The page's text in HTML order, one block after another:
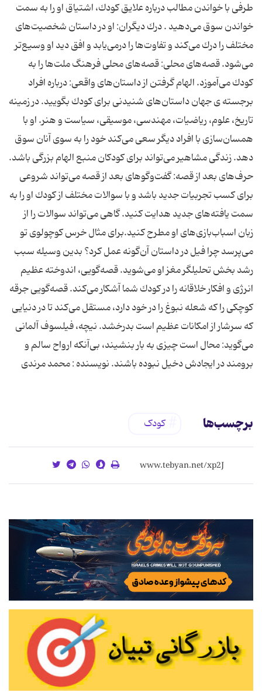
طرفی با خواندن مطالب درباره علایق كودك، اشتیاق او را به سمت
خواندن سوق می‌دهید . درك دیگران: او در داستان شخصیت‌های
مختلف را درك می‌كند و تفاوت‌ها را درمی‌یابد و افق دید او وسیع‌تر
می‌شود. قصه‌های محلی: قصه‌های محلی فرهنگ ملت‌ها را به
كودك می‌آموزد. الهام گرفتن از داستان‌های واقعی: درباره افراد
برجسته ی جهان داستان‌های شنیدنی برای كودك بگویید. در زمینه
تاریخ، علوم، ریاضیات، مهندسی، موسیقی، سیاست و هنر. او با
همسان‌سازی با افراد دیگر سعی می‌كند خود را به سوی آنان سوق
دهد. زندگی مشاهیر می‌تواند برای كودكان منبع الهام بزرگی باشد.
حرف‌های بعد از قصه: گفت‌وگوهای بعد از قصه می‌تواند شروعی
برای كسب تجربیات جدید باشد و با سوالات مختلف از كودك او را به
سمت یافته‌های جدید هدایت كنید. گاهی می‌تواند سوالات را از
زبان اسباب‌بازی‌های او مطرح كنید.برای مثال خرس كوچولوی تو
می‌پرسد چرا فیل در داستان آن‌گونه عمل كرد؟ بدین وسیله سبب
رشد بخش تحلیلگر مغز او می‌شوید. قصه‌گویی، اندوخته عظیم
انرژی و افكار خلاقانه را در كودك شما آشكار می‌كند. قصه‌گویی جرقه
كوچكی را كه شعله نبوغ را در خود دارد، مستقل می‌كند تا در دنیایی
كه سرشار از امكانات عظیم است بدرخشد. نیچه، فیلسوف آلمانی
می‌گوید: محال است چیزی به بار بنشیند، بی‌آنكه ارواح سالم و
برومند در ایجادش دخیل نبوده باشند. نویسنده : محمد مرندی
برچسب‌ها کودک